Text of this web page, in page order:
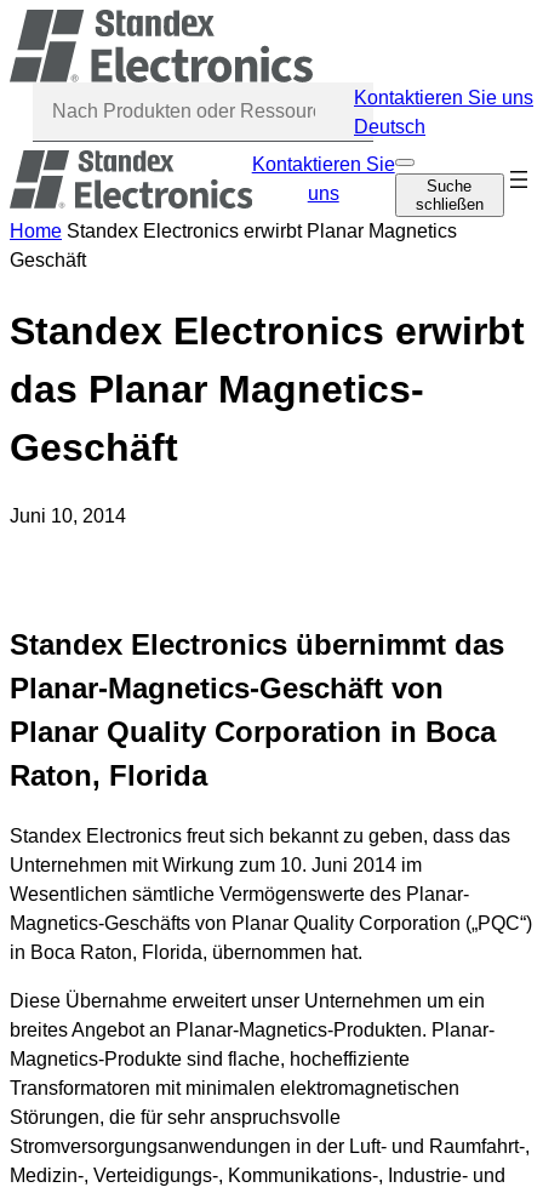
Zum
Inhalt
springen
Kontaktieren Sie uns
Deutsch
Kontaktieren Sie
uns
S
h
e
e
Suche
schließen
Home Standex Electronics erwirbt Planar Magnetics
Geschäft
Standex Electronics erwirbt
das Planar Magnetics-
Geschäft
Juni 10, 2014
Standex Electronics übernimmt das
Planar-Magnetics-Geschäft von
Planar Quality Corporation in Boca
Raton, Florida
Standex Electronics freut sich bekannt zu geben, dass das
Unternehmen mit Wirkung zum 10. Juni 2014 im
Wesentlichen sämtliche Vermögenswerte des Planar-
Magnetics-Geschäfts von Planar Quality Corporation („PQC“)
in Boca Raton, Florida, übernommen hat.
Diese Übernahme erweitert unser Unternehmen um ein
breites Angebot an Planar-Magnetics-Produkten. Planar-
Magnetics-Produkte sind flache, hocheffiziente
Transformatoren mit minimalen elektromagnetischen
Störungen, die für sehr anspruchsvolle
Stromversorgungsanwendungen in der Luft- und Raumfahrt-,
Medizin-, Verteidigungs-, Kommunikations-, Industrie- und